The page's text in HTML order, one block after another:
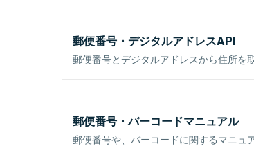
郵便番号・デジタルアドレスAPI
郵便番号とデジタルアドレスから住所を
郵便番号・バーコードマニュアル
郵便番号や、バーコードに関するマニュ